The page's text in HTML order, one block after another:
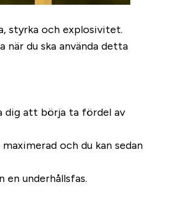
styrka och explosivitet.
du ska använda detta
dig att börja ta fördel av
och du kan sedan
underhållsfas.